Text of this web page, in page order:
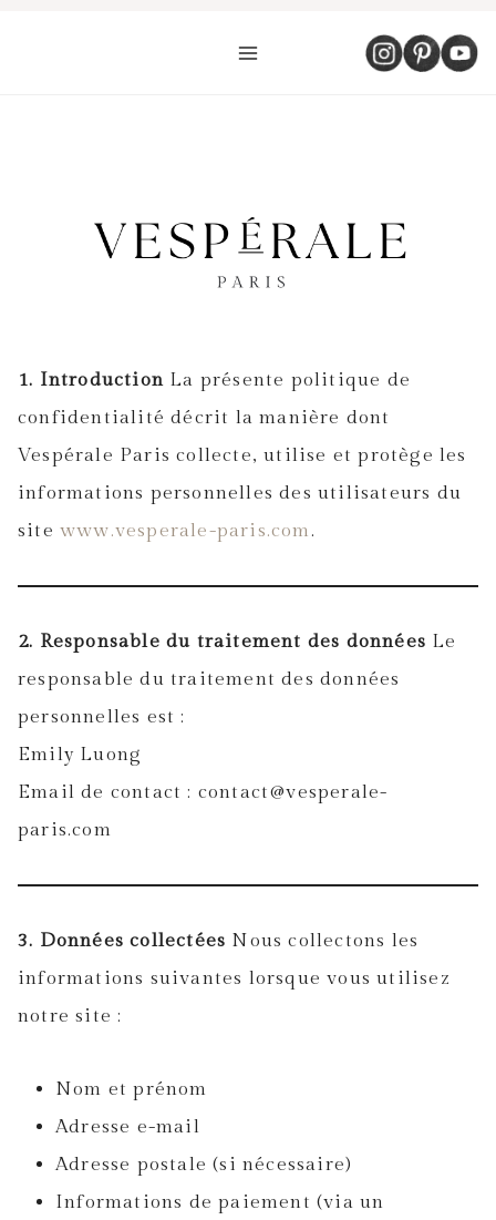
1. Introduction La présente politique de
confidentialité décrit la manière dont
Vespérale Paris collecte, utilise et protège les
informations personnelles des utilisateurs du
site www.vesperale-paris.com.
2. Responsable du traitement des données Le
responsable du traitement des données
personnelles est :
Emily Luong
Email de contact : contact@vesperale-
paris.com
3. Données collectées Nous collectons les
informations suivantes lorsque vous utilisez
notre site :
Nom et prénom
Adresse e-mail
Adresse postale (si nécessaire)
Informations de paiement (via un